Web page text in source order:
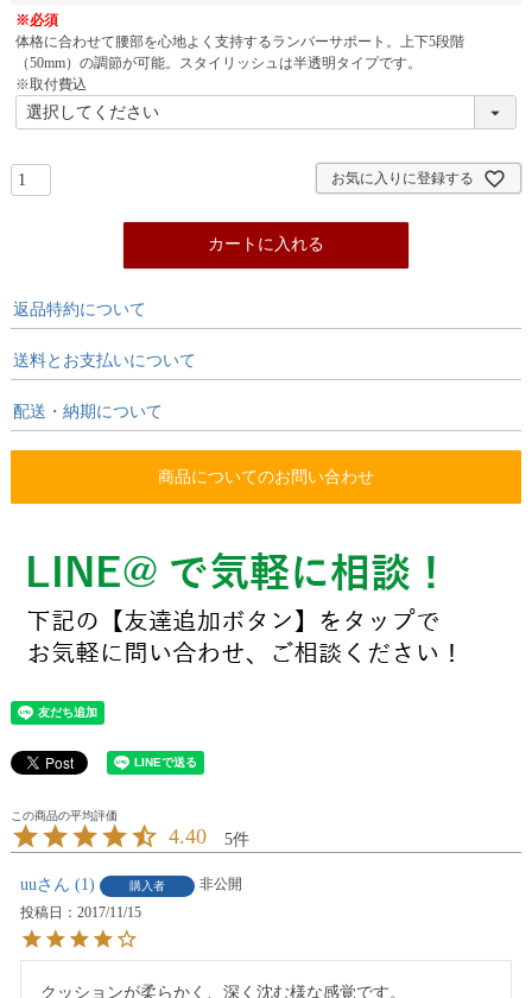
必
須
※必須
体格に合わせて腰部を心地よく支持するランバーサポート。上下5段階
（50mm）の調節が可能。スタイリッシュは半透明タイプです。
※取付費込
お気に入りに登録する
カートに入れる
返品特約について
送料とお支払いについて
配送・納期について
商品についてのお問い合わせ
4.40 5
uu 1 購入者
非公開
投稿日
2017/11/15
クッションが柔らかく、深く沈む様な感覚です。